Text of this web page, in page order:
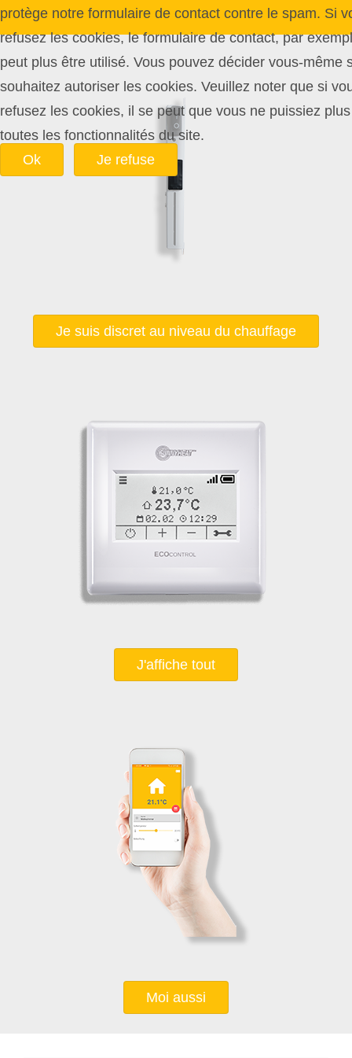
Je suis discret au niveau du chauffage
J'affiche tout
Moi aussi
protège notre formulaire de contact contre le spam. Si
refusez les cookies, le formulaire de contact, par
peut plus être utilisé. Vous pouvez décider vous-même
souhaitez autoriser les cookies. Veuillez noter que si
refusez les cookies, il se peut que vous ne puissiez
toutes les fonctionnalités du site.
Ok
Je refuse